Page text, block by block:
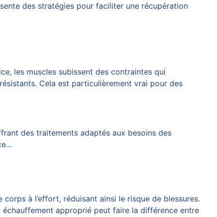
des stratégies pour faciliter une récupération
les muscles subissent des contraintes qui
Cela est particulièrement vrai pour des
des traitements adaptés aux besoins des
à l’effort, réduisant ainsi le risque de blessures.
approprié peut faire la différence entre